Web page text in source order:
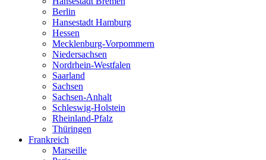
Berlin
Hansestadt Hamburg
Hessen
Mecklenburg-Vorpommern
Niedersachsen
Nordrhein-Westfalen
Saarland
Sachsen
Sachsen-Anhalt
Schleswig-Holstein
Rheinland-Pfalz
Thüringen
Frankreich
Marseille